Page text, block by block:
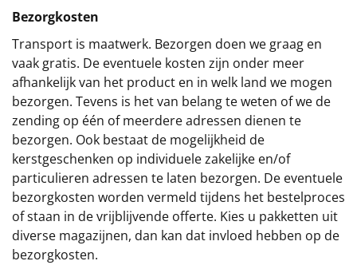
Bezorgkosten
Transport is maatwerk. Bezorgen doen we graag en
vaak gratis. De eventuele kosten zijn onder meer
afhankelijk van het product en in welk land we mogen
bezorgen. Tevens is het van belang te weten of we de
zending op één of meerdere adressen dienen te
bezorgen. Ook bestaat de mogelijkheid de
kerstgeschenken op individuele zakelijke en/of
particulieren adressen te laten bezorgen. De eventuele
bezorgkosten worden vermeld tijdens het bestelproces
of staan in de vrijblijvende offerte. Kies u pakketten uit
diverse magazijnen, dan kan dat invloed hebben op de
bezorgkosten.